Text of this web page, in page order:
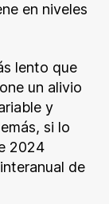
en niveles
lento que
un alivio
y
si lo
2024
de